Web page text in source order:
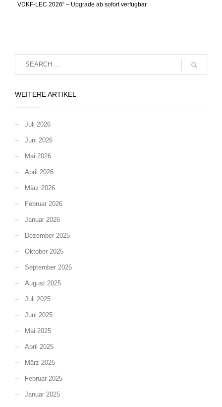
VDKF-LEC 2026“ – Upgrade ab sofort verfügbar
WEITERE ARTIKEL
Juli 2026
Juni 2026
Mai 2026
April 2026
März 2026
Februar 2026
Januar 2026
Dezember 2025
Oktober 2025
September 2025
August 2025
Juli 2025
Juni 2025
Mai 2025
April 2025
März 2025
Februar 2025
Januar 2025